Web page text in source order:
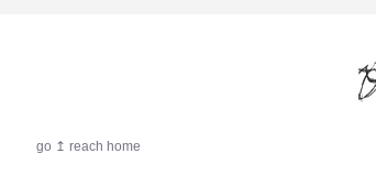
go ↥ reach home